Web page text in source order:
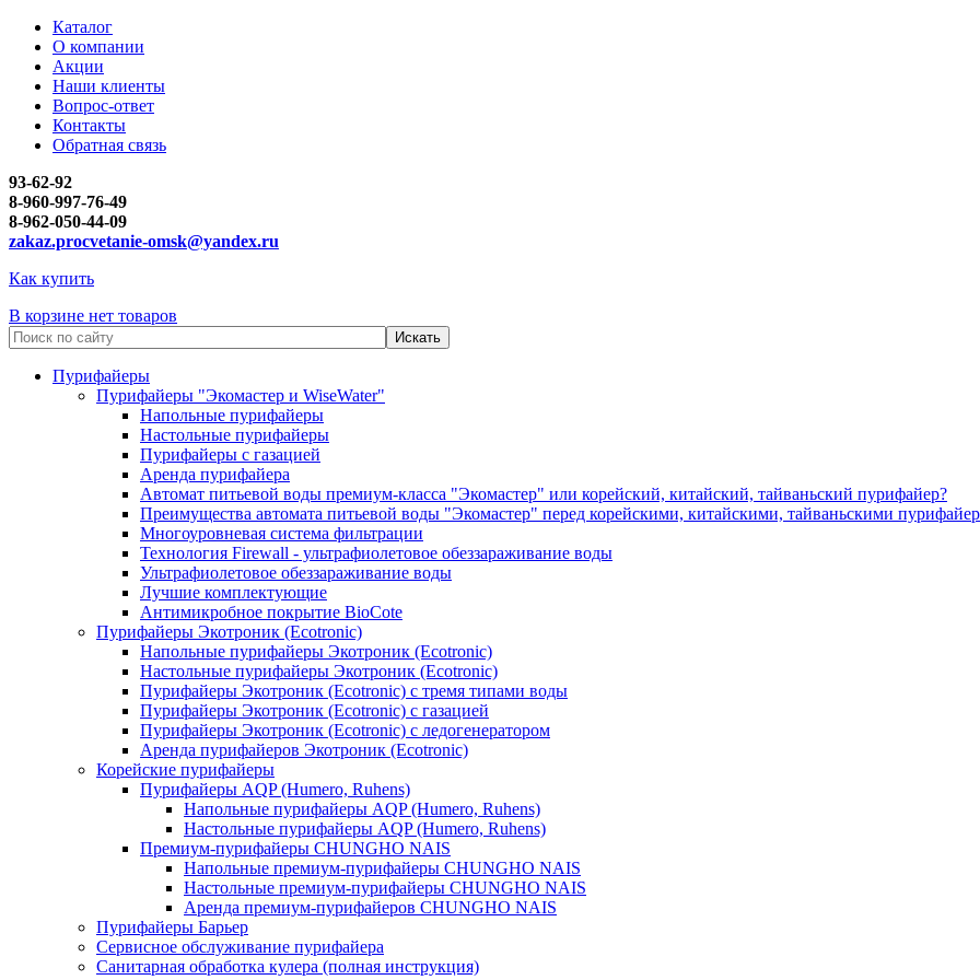
Каталог
О компании
Акции
Наши клиенты
Вопрос-ответ
Контакты
Обратная связь
93-62-92
8-960-997-76-49
8-962-050-44-09
zakaz.procvetanie-omsk@yandex.ru
Как купить
В корзине нет товаров
Пурифайеры
Пурифайеры "Экомастер и WiseWater"
Напольные пурифайеры
Настольные пурифайеры
Пурифайеры с газацией
Аренда пурифайера
Автомат питьевой воды премиум-класса "Экомастер" или корейский, китайский, тайваньский пурифайер?
Преимущества автомата питьевой воды "Экомастер" перед корейскими, китайскими, тайваньскими
Многоуровневая система фильтрации
Технология Firewall - ультрафиолетовое обеззараживание воды
Ультрафиолетовое обеззараживание воды
Лучшие комплектующие
Антимикробное покрытие BioCote
Пурифайеры Экотроник (Ecotronic)
Напольные пурифайеры Экотроник (Ecotronic)
Настольные пурифайеры Экотроник (Ecotronic)
Пурифайеры Экотроник (Ecotronic) с тремя типами воды
Пурифайеры Экотроник (Ecotronic) с газацией
Пурифайеры Экотроник (Ecotronic) с ледогенератором
Аренда пурифайеров Экотроник (Ecotronic)
Корейские пурифайеры
Пурифайеры AQP (Humero, Ruhens)
Напольные пурифайеры AQP (Humero, Ruhens)
Настольные пурифайеры AQP (Humero, Ruhens)
Премиум-пурифайеры CHUNGHO NAIS
Напольные премиум-пурифайеры CHUNGHO NAIS
Настольные премиум-пурифайеры CHUNGHO NAIS
Аренда премиум-пурифайеров CHUNGHO NAIS
Пурифайеры Барьер
Сервисное обслуживание пурифайера
Санитарная обработка кулера (полная инструкция)